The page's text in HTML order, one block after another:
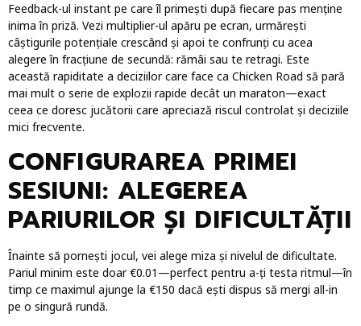
Feedback-ul instant pe care îl primești după fiecare pas menține
inima în priză. Vezi multiplier-ul apăru pe ecran, urmărești
câștigurile potențiale crescând și apoi te confrunți cu acea
alegere în fracțiune de secundă: rămâi sau te retragi. Este
această rapiditate a deciziilor care face ca Chicken Road să pară
mai mult o serie de explozii rapide decât un maraton—exact
ceea ce doresc jucătorii care apreciază riscul controlat și deciziile
mici frecvente.
CONFIGURAREA PRIMEI
SESIUNI: ALEGEREA
PARIURILOR ȘI DIFICULTĂȚII
Înainte să pornești jocul, vei alege miza și nivelul de dificultate.
Pariul minim este doar €0.01—perfect pentru a-ți testa ritmul—în
timp ce maximul ajunge la €150 dacă ești dispus să mergi all-in
pe o singură rundă.